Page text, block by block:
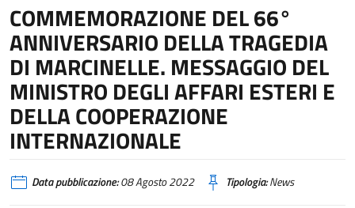
COMMEMORAZIONE DEL 66°
ANNIVERSARIO DELLA TRAGEDIA
DI MARCINELLE. MESSAGGIO DEL
MINISTRO DEGLI AFFARI ESTERI E
DELLA COOPERAZIONE
INTERNAZIONALE
Data pubblicazione:08 Agosto 2022 Tipologia:News